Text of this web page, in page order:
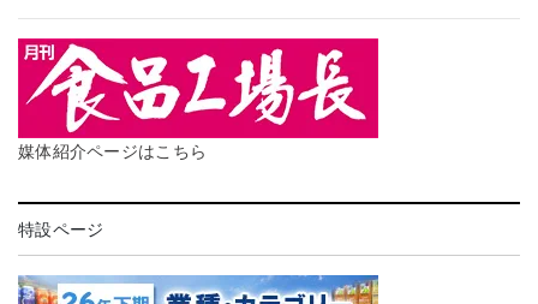
媒体紹介ページはこちら
特設ページ